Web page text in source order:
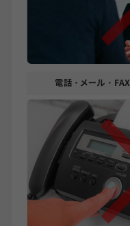
電話・メール・FAX